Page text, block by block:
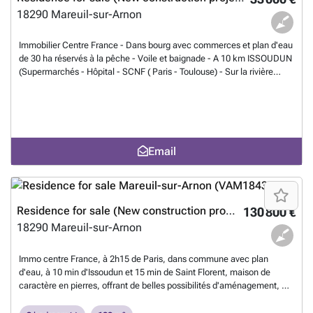
18290 Mareuil-sur-Arnon
Immobilier Centre France - Dans bourg avec commerces et plan d'eau
de 30 ha réservés à la pêche - Voile et baignade - A 10 km ISSOUDUN
(Supermarchés - Hôpital - SCNF ( Paris - Toulouse) - Sur la rivière
tout sur 987 m² de terrain avec double garage , abri de jardin et atelier
Want to know more?
Email
130 800 €
Residence for sale (New construction project)
18290 Mareuil-sur-Arnon
Immo centre France, à 2h15 de Paris, dans commune avec plan
d'eau, à 10 min d'Issoudun et 15 min de Saint Florent, maison de
caractère en pierres, offrant de belles possibilités d'aménagement, de